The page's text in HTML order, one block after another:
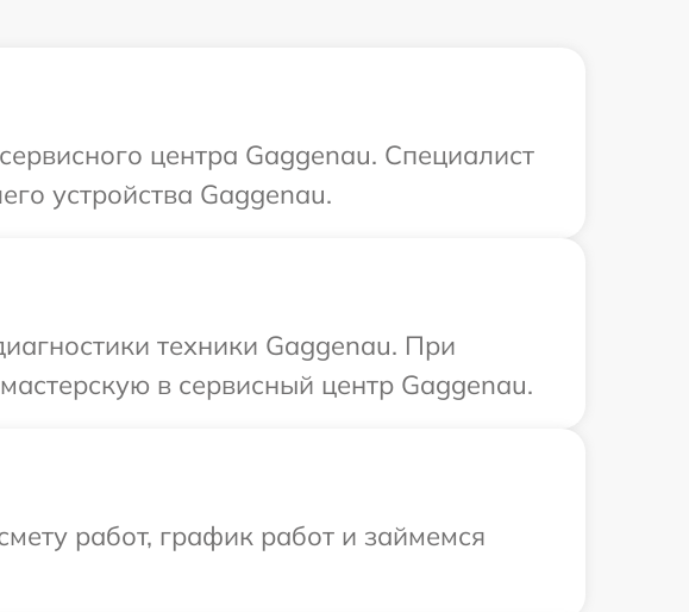
центра Gaggenau. Специалист
устройства Gaggenau.
техники Gaggenau. При
в сервисный центр Gaggenau.
работ, график работ и займемся